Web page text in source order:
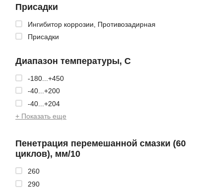
Присадки
Ингибитор коррозии, Противозадирная
Присадки
Диапазон температуры, С
-180...+450
-40...+200
-40...+204
+ Показать еще
Пенетрация перемешанной смазки (60
циклов), мм/10
260
290